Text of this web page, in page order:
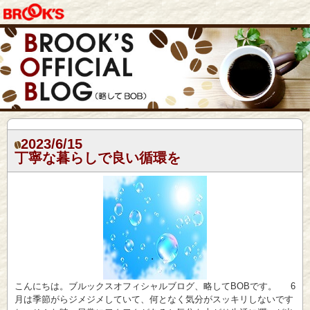
2023/6/15
丁寧な暮らしで良い循環を
こんにちは。ブルックスオフィシャルブログ、略してBOBです。 6
月は季節がらジメジメしていて、何となく気分がスッキリしないです